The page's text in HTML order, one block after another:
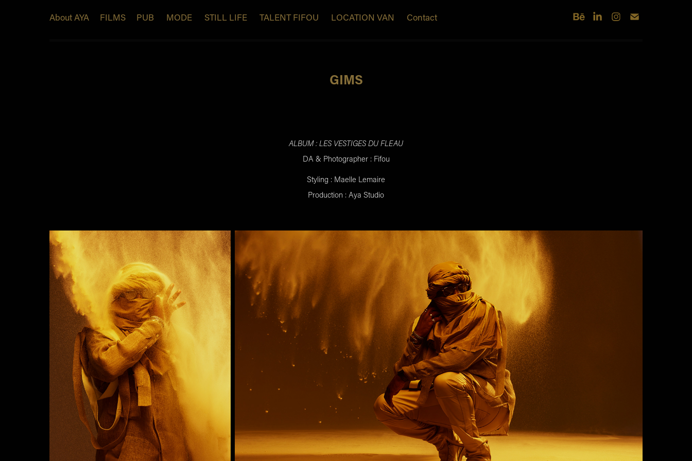
About AYA FILMS PUB MODE STILL LIFE TALENT FIFOU LOCATION VAN Contact
GIMS
ALBUM : LES VESTIGES DU FLEAU
DA & Photographer : Fifou
Styling : Maelle Lemaire
Production : Aya Studio